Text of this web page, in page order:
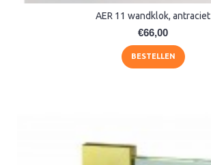
AER 11 wandklok, antraciet
€66,00
BESTELLEN